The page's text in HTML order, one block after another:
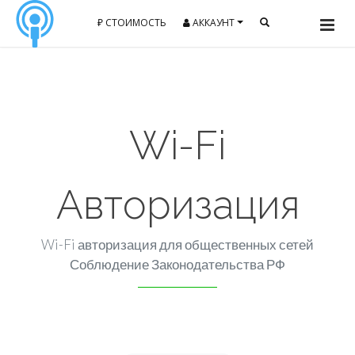
₽ СТОИМОСТЬ АККАУНТ
Wi-Fi
Авторизация
Wi-Fi авторизация для общественных сетей
Соблюдение Законодательства РФ